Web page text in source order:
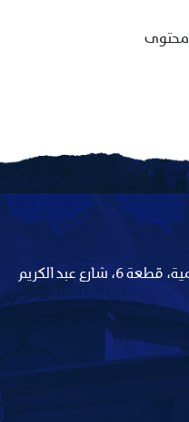
محتوى
الكويت، محافظة حولي، السالمية، قطعة 6، شارع عبد الكريم